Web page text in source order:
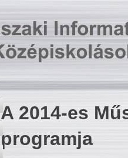
A 2014-es
programja